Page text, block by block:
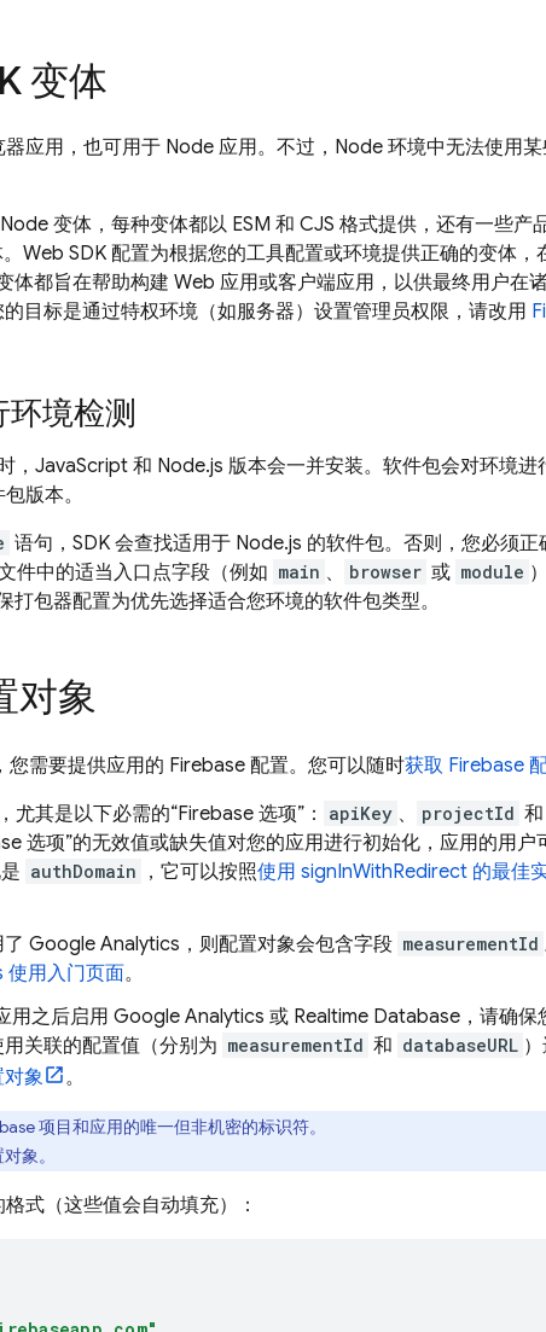
变体
应用，也可用于 Node 应用。不过，Node 环境中无法使用
变体，每种变体都以 ESM 和 CJS 格式提供，还有一些产
Web SDK 配置为根据您的工具配置或环境提供正确的变体，
体都旨在帮助构建 Web 应用或客户端应用，以供最终用户在
目标是通过特权环境（如服务器）设置管理员权限，请改用
境检测
，JavaScript 和 Node.js 版本会一并安装。软件包会对环境进
版本。
语句，SDK 会查找适用于 Node.js 的软件包。否则，您必须正
件中的适当入口点字段（例如 main 、 browser 或 module
包器配置为优先选择适合您环境的软件包类型。
对象
需要提供应用的 Firebase 配置。您可以随时获取 Firebase
其是以下必需的“Firebase 选项”：
apiKey 、 projectId 和
选项”的无效值或缺失值对您的应用进行初始化，应用的用户
authDomain ，它可以按照使用 signInWithRedirect 的最佳
Google Analytics ，则配置对象会包含字段 measurementId
使用入门页面。
用之后启用 Google Analytics 或 Realtime Database ，请确
关联的配置值（分别为 measurementId 和 databaseURL
象 。
项目和应用的唯一但非机密的标识符。
象。
式（这些值会自动填充）：